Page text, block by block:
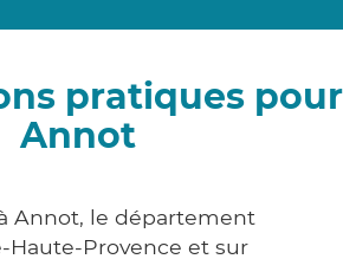
pratiques pour
Annot
Annot, le département
Haute-Provence et sur